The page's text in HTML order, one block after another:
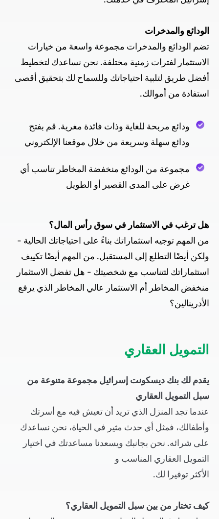
الودائع والمدخرات
تضم الودائع والمدخرات مجموعة واسعة من خيارات
الاستثمار لفترات زمنية مختلفة. نحن نساعدك لتخطيط
أفضل طريق لتلبية احتياجاتك وللسماح لك بتحقيق أقصى
استفادة من أموالك.
ودائع مربحة للغاية وذات فائدة مغرية. قم بفتح
ودائع سهلة وسريعة من خلال موقعنا الإلكتروني
مجموعة من الودائع منخفضة المخاطر تناسب أي
غرض على المدى القصير أو الطويل
هل ترغب في الاستثمار في سوق رأس المال؟
من المهم توجيه استثماراتك بناءً على احتياجاتك الحالية -
ولكن أيضًا التطلع إلى المستقبل. من المهم أيضًا تكييف
استثماراتك لتتناسب مع شخصيتك - هل تفضل الاستثمار
منخفض المخاطر أم الاستثمار عالي المخاطر الذي يرفع
الأدرينالين؟
التمويل العقاري
يقدم لك بنك ديسكونت إسرائيل مجموعة متنوعة من
سبل التمويل العقاري
عندما تجد المنزل الذي تريد أن تعيش فيه مع أسرتك
وأطفالك، فمثل أي حدث مثير في الحياة، نحن نساعدك
على شرائه. نحن بجانبك ويسعدنا مساعدتك في اختيار
التمويل العقاري المناسب و
الأكثر توفيرا لك.
كيف تختار من بين سبل التمويل العقاري؟